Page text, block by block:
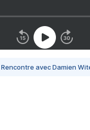
avec Damien